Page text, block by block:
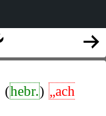
(hebr.) „ach